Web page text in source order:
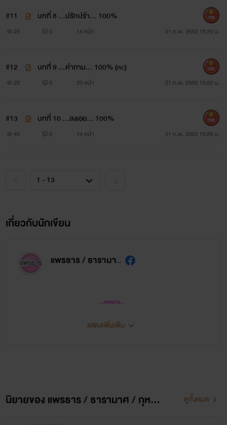
#11 บทที่ 8 ...ปรักปรำ... 100%
25 0 14 หน้า 21 ก.พ. 2563 19:20 น.
700
#12 บทที่ 9 ...คำถาม... 100% (nc)
29 0 23 หน้า 21 ก.พ. 2563 19:22 น.
700
#13 บทที่ 10 ...ลงเอย... 100%
40 0 14 หน้า 21 ก.พ. 2563 19:28 น.
700
เกี่ยวกับนักเขียน
แพรธาร / ธารามาศ / กุหลาบรัญจวน
...แพรธาร...
บางช่วงมีหายไปบ้างเพราะงานเยอะจริงๆ
เนื้อหาก็อาจจะถูกใจบ้างและไม่ถูกใจบ้างก็ขออภัยไว้ล่วงหน้านะคะ อ่านเอาสนุกเอาอรรถรส
แสดงเพิ่มเติม
นิยายของ แพรธาร / ธารามาศ / กุหลาบรัญจวน ดูทั้งหมด